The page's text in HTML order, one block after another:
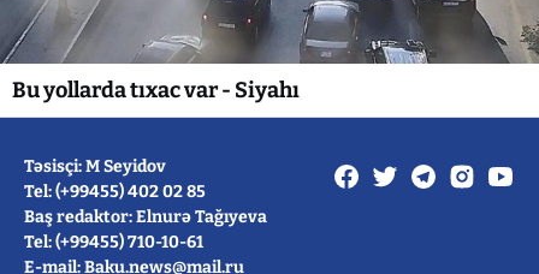
Bu yollarda tıxac var - Siyahı
Təsisçi: M Seyidov
Tel: (+99455) 402 02 85
Baş redaktor: Elnurə Tağıyeva
Tel: (+99455) 710-10-61
E-mail: Baku.news@mail.ru